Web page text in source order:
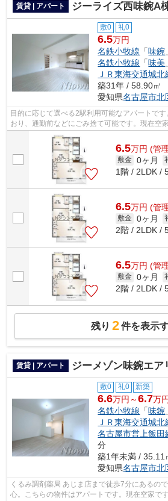
賃貸 | アパート ジーライズ西味鋺A
敷0 礼0
6.5万円
名鉄小牧線 「味鋺
名鉄小牧線 「味美
ＪＲ東海交通城北
築31年 / 58.90㎡
愛知県名古屋市北
目的に応じて選べる2駅利用可能なアパートで
おり、通勤前などにごみ捨て可能です。現在空
ます。「ジーライズ西味鋺A棟」のここ...
6.5万円 (管
敷金 0ヶ月
1階 / 2LDK /
6.5万円 (管
敷金 0ヶ月
2階 / 2LDK /
6.5万円 (管
敷金 0ヶ月
2階 / 2LDK /
残り 2件を表示
賃貸 | アパート ジーメゾン味鋺エア
敷0 礼0 新築
6.6万円～6.7万円
名鉄小牧線 「味鋺
ＪＲ東海交通城北
名古屋市営上飯田
分
築1年未満 / 35.11
愛知県名古屋市北
くるみ調剤薬局 あじま店まで徒歩7分にあるの
心。こちらの物件はアパートです。現在空家で